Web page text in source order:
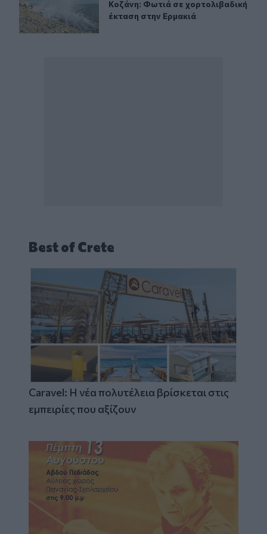
Κοζάνη: Φωτιά σε χορτολιβαδική
Κοζάνη: Φωτιά σε χορτολιβαδική
έκταση στην Ερμακιά
Best of Crete
Caravel: Η νέα πολυτέλεια βρίσκεται στις
εμπειρίες που αξίζουν